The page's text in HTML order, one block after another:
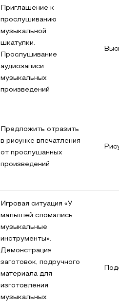
Приглашение к
прослушиванию
музыкальной
шкатулки.
Прослушивание
аудиозаписи
музыкальных
произведений
Предложить отразить
в рисунке впечатления
от прослушанных
произведений
Игровая ситуация «У
малышей сломались
музыкальные
инструменты».
Демонстрация
заготовок, подручного
материала для
изготовления
музыкальных